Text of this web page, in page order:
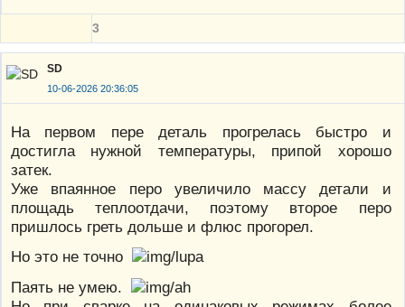
3
SD
10-06-2026 20:36:05
На первом пере деталь прогрелась быстро и
достигла нужной температуры, припой хорошо
затек.
Уже впаянное перо увеличило массу детали и
площадь теплоотдачи, поэтому второе перо
пришлось греть дольше и флюс прогорел.
Но это не точно
Паять не умею.